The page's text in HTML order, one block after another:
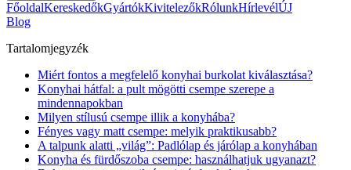
FőoldalKereskedőkGyártókKivitelezőkRólunkHírlevélÚJ
Blog
Tartalomjegyzék
Miért fontos a megfelelő konyhai burkolat kiválasztása?
Konyhai hátfal: a pult mögötti csempe szerepe a
mindennapokban
Milyen stílusú csempe illik a konyhába?
Fényes vagy matt csempe: melyik praktikusabb?
A talpunk alatti „világ”: Padlólap és járólap a konyhában
Konyha és fürdőszoba csempe: használhatjuk ugyanazt?